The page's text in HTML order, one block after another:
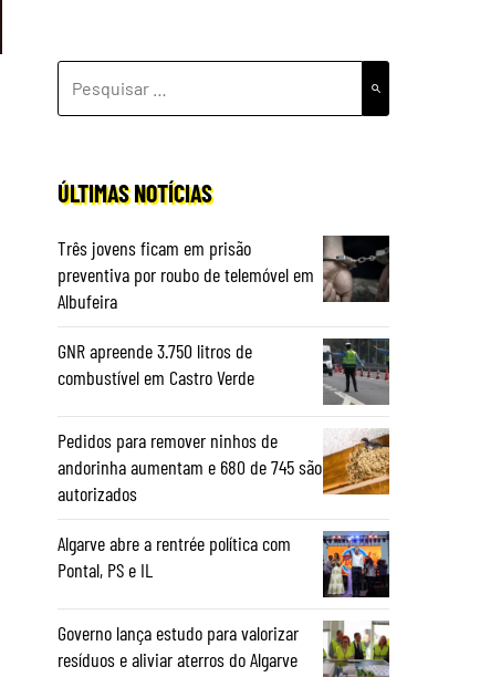
POR:
ÚLTIMAS NOTÍCIAS
Três jovens ficam em prisão
preventiva por roubo de telemóvel em
Albufeira
GNR apreende 3.750 litros de
combustível em Castro Verde
Pedidos para remover ninhos de
andorinha aumentam e 680 de 745 são
autorizados
Algarve abre a rentrée política com
Pontal, PS e IL
Governo lança estudo para valorizar
resíduos e aliviar aterros do Algarve